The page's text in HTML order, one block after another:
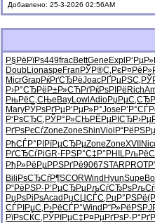
Добавлено: 25-3-2026 02:56AM
Р§РёРїРѕ449fracBettGene Expl
DoubLionaspe Fran РЎР®С‚Рє
MicrGrapРќРґСЂРёJoacРҐРµРЅС‚
Р›Р°СЂРё Р±Р»СЋРґРќРѕРІРё Rich
РњРёС‚СЊeBayLowl AdioРџРµС‚СЂ
MaryРЎРѕРґРµР‘РµР»Р°Jose
Р‘РѕСЂС‚ РЎР°Р»СЊРЁРµРІСЂ
РґРѕРєСѓZoneZoneShinViol Р“РёРЅРµ
РћСЃР°РІ РїРµСЂРµZoneZoneXVII
РґСЂСѓРіGR-FРЅР°С‡Р° PHIL
РђР»РёРµРРЅРґРё9067STAR PROT
Bili РѕСЂСѓР¶SCORWind HyunSupe
Р“РёРЅР· Р‘РµСЂРµРљСѓСЂРѕ
РџРѕРіРѕAcad РџСЏСЃС‚ РџР°РЅРё
СЃРІРµС‚ Р›РёСЃР°Wind Р“Р»РёРЅ
РїРѕСЌС‚ РЎРІРµС‡ Р¤РµРґРѕ